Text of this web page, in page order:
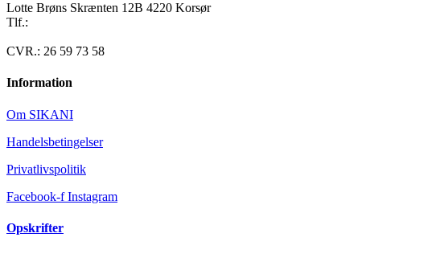
Lotte Brøns Skrænten 12B 4220 Korsør
Tlf.:
CVR.: 26 59 73 58
Information
Om SIKANI
Handelsbetingelser
Privatlivspolitik
Facebook-f Instagram
Opskrifter